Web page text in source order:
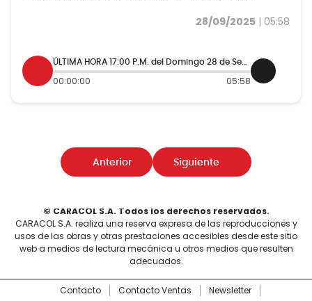
28/09/2025 | 05:58
00:00:00 05:58
Anterior Siguiente
© CARACOL S.A. Todos los derechos reservados.
CARACOL S.A. realiza una reserva expresa de las reproducciones y
usos de las obras y otras prestaciones accesibles desde este sitio
web a medios de lectura mecánica u otros medios que resulten
adecuados.
Contacto Contacto Ventas Newsletter